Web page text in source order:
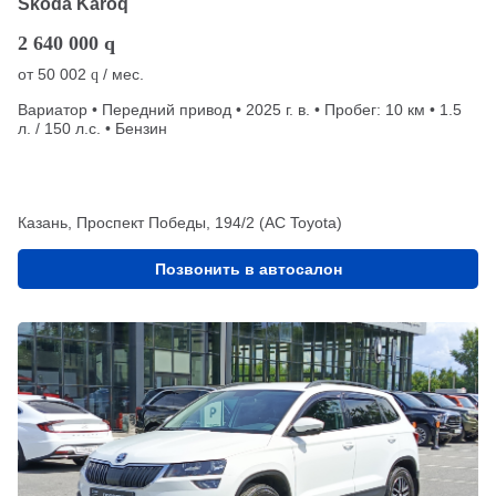
2 640 000 q
от50 002 q / мес.
Вариатор • Передний привод • 2025 г. в. • Пробег: 10 км • 1.5
л. / 150 л.с. • Бензин
Казань, Проспект Победы, 194/2 (АС Toyota)
Позвонить в автосалон